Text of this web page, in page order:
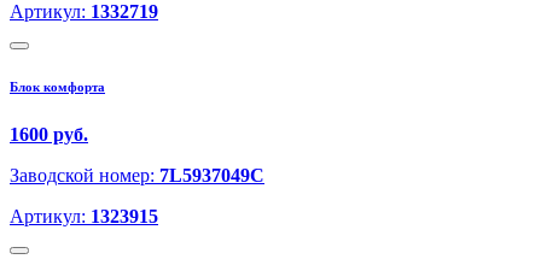
Артикул: 1332719
Блок комфорта
1600 руб.
Заводской номер: 7L5937049C
Артикул: 1323915